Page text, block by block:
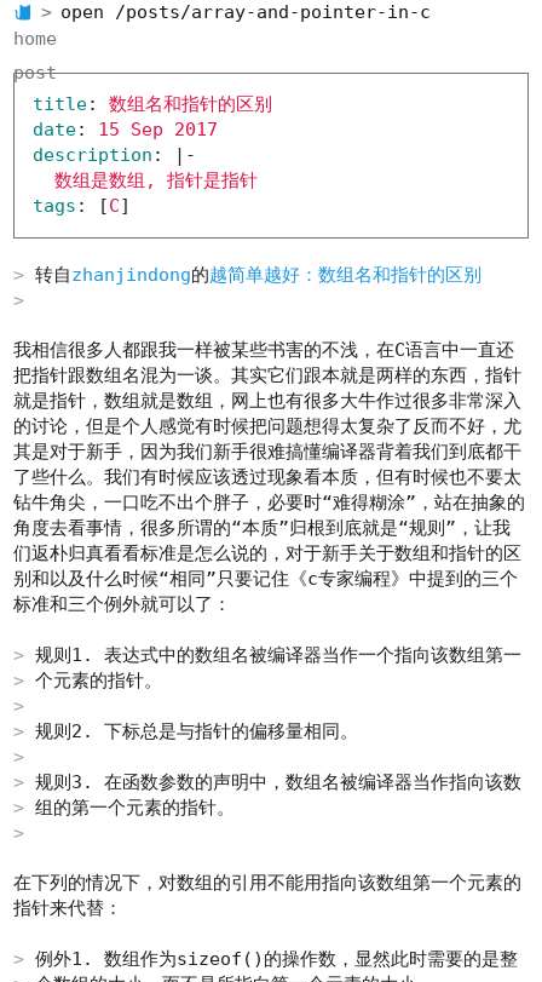
open /posts/array-and-pointer-in-c
home
post
title:
数组名和指针的区别
date:
15 Sep 2017
description :
|-
数组是数组, 指针是指针
tags : [C]
转自zhanjindong的越简单越好：数组名和指针的区别
我相信很多人都跟我一样被某些书害的不浅，在C语言中一直还
把指针跟数组名混为一谈。其实它们跟本就是两样的东西，指针
就是指针，数组就是数组，网上也有很多大牛作过很多非常深入
的讨论，但是个人感觉有时候把问题想得太复杂了反而不好，尤
其是对于新手，因为我们新手很难搞懂编译器背着我们到底都干
了些什么。我们有时候应该透过现象看本质，但有时候也不要太
钻牛角尖，一口吃不出个胖子，必要时“难得糊涂”，站在抽象的
角度去看事情，很多所谓的“本质”归根到底就是“规则”，让我
们返朴归真看看标准是怎么说的，对于新手关于数组和指针的区
别和以及什么时候“相同”只要记住《c专家编程》中提到的三个
标准和三个例外就可以了：
规则1. 表达式中的数组名被编译器当作一个指向该数组第一
个元素的指针。
规则2. 下标总是与指针的偏移量相同。
规则3. 在函数参数的声明中，数组名被编译器当作指向该数
组的第一个元素的指针。
在下列的情况下，对数组的引用不能用指向该数组第一个元素的
指针来代替：
例外1. 数组作为sizeof()的操作数，显然此时需要的是整